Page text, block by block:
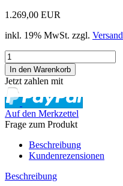
1.269,00 EUR
inkl. 19% MwSt. zzgl. Versand
Jetzt zahlen mit
Auf den Merkzettel
Frage zum Produkt
Beschreibung
Kundenrezensionen
Beschreibung